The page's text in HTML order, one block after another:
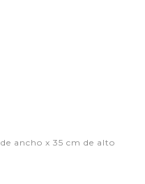
ancho x 35 cm de alto